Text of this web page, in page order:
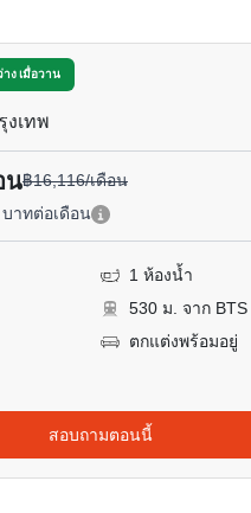
ง เมื่อวาน
งเทพ
น฿16,116/เดือน
าทต่อเดือน
1 ห้องน้ำ
530 ม. จาก
ตกแต่งพร้อมอยู่
สอบถามตอนนี้